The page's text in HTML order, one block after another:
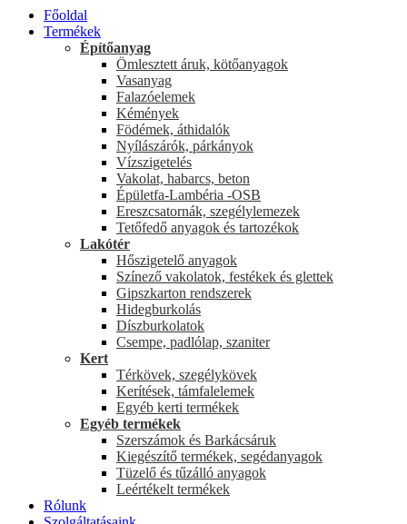
Főoldal
Termékek
Építőanyag
Ömlesztett áruk, kötőanyagok
Vasanyag
Falazóelemek
Kémények
Födémek, áthidalók
Nyílászárók, párkányok
Vízszigetelés
Vakolat, habarcs, beton
Épületfa-Lambéria -OSB
Ereszcsatornák, szegélylemezek
Tetőfedő anyagok és tartozékok
Lakótér
Hőszigetelő anyagok
Színező vakolatok, festékek és glettek
Gipszkarton rendszerek
Hidegburkolás
Díszburkolatok
Csempe, padlólap, szaniter
Kert
Térkövek, szegélykövek
Kerítések, támfalelemek
Egyéb kerti termékek
Egyéb termékek
Szerszámok és Barkácsáruk
Kiegészítő termékek, segédanyagok
Tüzelő és tűzálló anyagok
Leértékelt termékek
Rólunk